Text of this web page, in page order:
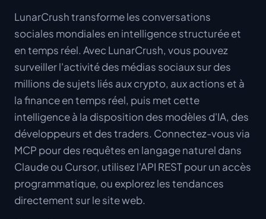
LunarCrush transforme les conversations
sociales mondiales en intelligence structurée et
en temps réel. Avec LunarCrush, vous pouvez
surveiller l'activité des médias sociaux sur des
millions de sujets liés aux crypto, aux actions et à
la finance en temps réel, puis met cette
intelligence à la disposition des modèles d'IA, des
développeurs et des traders. Connectez-vous via
MCP pour des requêtes en langage naturel dans
Claude ou Cursor, utilisez l'API REST pour un accès
programmatique, ou explorez les tendances
directement sur le site web.